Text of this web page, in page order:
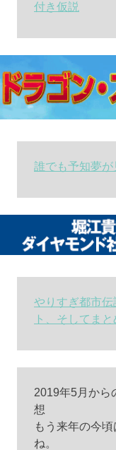
付き仮説
誰でも予知夢が
やりすぎ都市
ト、そしてまと
2019年5月から
想
もう来年の今
ね。